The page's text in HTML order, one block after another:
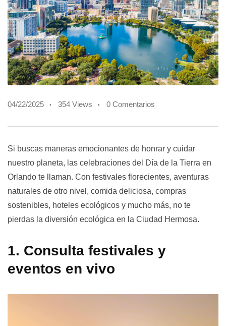
04/22/2025 354 Views 0 Comentarios
Si buscas maneras emocionantes de honrar y cuidar
nuestro planeta, las celebraciones del Día de la Tierra en
Orlando te llaman. Con festivales florecientes, aventuras
naturales de otro nivel, comida deliciosa, compras
sostenibles, hoteles ecológicos y mucho más, no te
pierdas la diversión ecológica en la Ciudad Hermosa.
1. Consulta festivales y
eventos en vivo